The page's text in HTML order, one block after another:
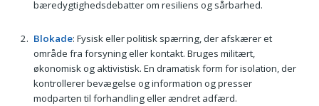
bæredygtighedsdebatter om resiliens og sårbarhed.
Blokade: Fysisk eller politisk spærring, der afskærer et
område fra forsyning eller kontakt. Bruges militært,
økonomisk og aktivistisk. En dramatisk form for isolation, der
kontrollerer bevægelse og information og presser
modparten til forhandling eller ændret adfærd.